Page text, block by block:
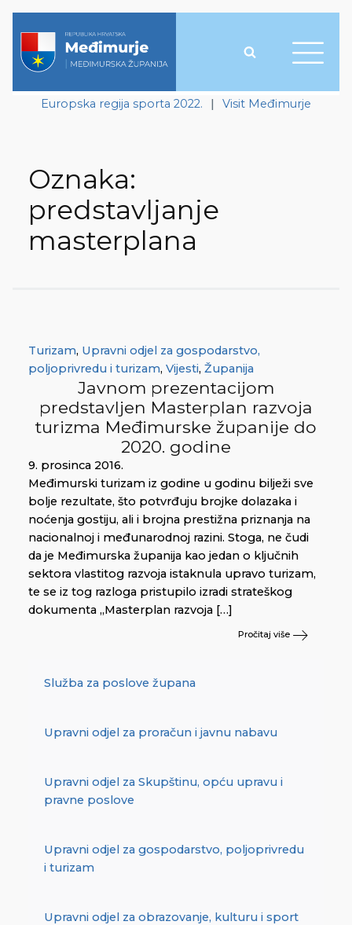
Europska regija sporta 2022. | Visit Međimurje
Oznaka:
predstavljanje
masterplana
Turizam, Upravni odjel za gospodarstvo,
poljoprivredu i turizam, Vijesti, Županija
Javnom prezentacijom
predstavljen Masterplan razvoja
turizma Međimurske županije do
2020. godine
9. prosinca 2016.
Međimurski turizam iz godine u godinu bilježi sve
bolje rezultate, što potvrđuju brojke dolazaka i
noćenja gostiju, ali i brojna prestižna priznanja na
nacionalnoj i međunarodnoj razini. Stoga, ne čudi
da je Međimurska županija kao jedan o ključnih
sektora vlastitog razvoja istaknula upravo turizam,
te se iz tog razloga pristupilo izradi strateškog
dokumenta „Masterplan razvoja […]
Pročitaj više
Služba za poslove župana
Upravni odjel za proračun i javnu nabavu
Upravni odjel za Skupštinu, opću upravu i
pravne poslove
Upravni odjel za gospodarstvo, poljoprivredu
i turizam
Upravni odjel za obrazovanje, kulturu i sport